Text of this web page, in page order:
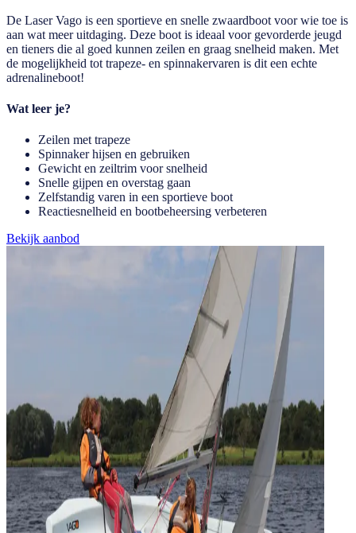
De Laser Vago is een sportieve en snelle zwaardboot voor wie toe is
aan wat meer uitdaging. Deze boot is ideaal voor gevorderde jeugd
en tieners die al goed kunnen zeilen en graag snelheid maken. Met
de mogelijkheid tot trapeze- en spinnakervaren is dit een echte
adrenalineboot!
Wat leer je?
Zeilen met trapeze
Spinnaker hijsen en gebruiken
Gewicht en zeiltrim voor snelheid
Snelle gijpen en overstag gaan
Zelfstandig varen in een sportieve boot
Reactiesnelheid en bootbeheersing verbeteren
Bekijk aanbod